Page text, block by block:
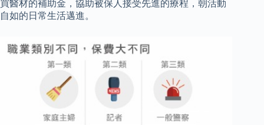
買醫材的補助金，協助被保人接受先進的療程，朝活動
自如的日常生活邁進。